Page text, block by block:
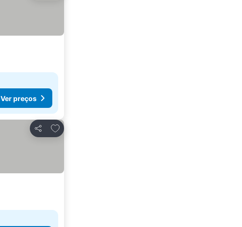
Ver preços
Partilhar
Adicionar aos favoritos